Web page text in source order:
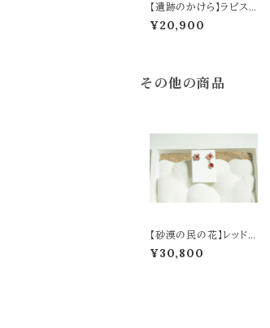
【遺跡のかけら】ラピスラ
ズリのピアス
¥20,900
その他の商品
【砂漠の民の花】レッドア
ゲートのピアス
¥30,800